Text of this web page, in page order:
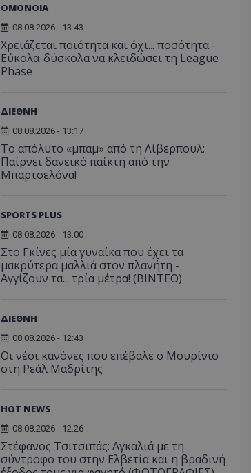
ΟΜΟΝΟΙΑ
08.08.2026 - 13:43
Χρειάζεται ποιότητα και όχι... ποσότητα -
Εύκολα-δύσκολα να κλειδώσει τη League
Phase
ΔΙΕΘΝΗ
08.08.2026 - 13:17
Το απόλυτο «μπαμ» από τη Λίβερπουλ:
Παίρνει δανεικό παίκτη από την
Μπαρτσελόνα!
SPORTS PLUS
08.08.2026 - 13:00
Στο Γκίνες μία γυναίκα που έχει τα
μακρύτερα μαλλιά στον πλανήτη -
Αγγίζουν τα... τρία μέτρα! (ΒΙΝΤΕΟ)
ΔΙΕΘΝΗ
08.08.2026 - 12:43
Οι νέοι κανόνες που επέβαλε ο Μουρίνιο
στη Ρεάλ Μαδρίτης
HOT NEWS
08.08.2026 - 12:26
Στέφανος Τσιτσιπάς: Αγκαλιά με τη
σύντροφο του στην Ελβετία και η βραδινή